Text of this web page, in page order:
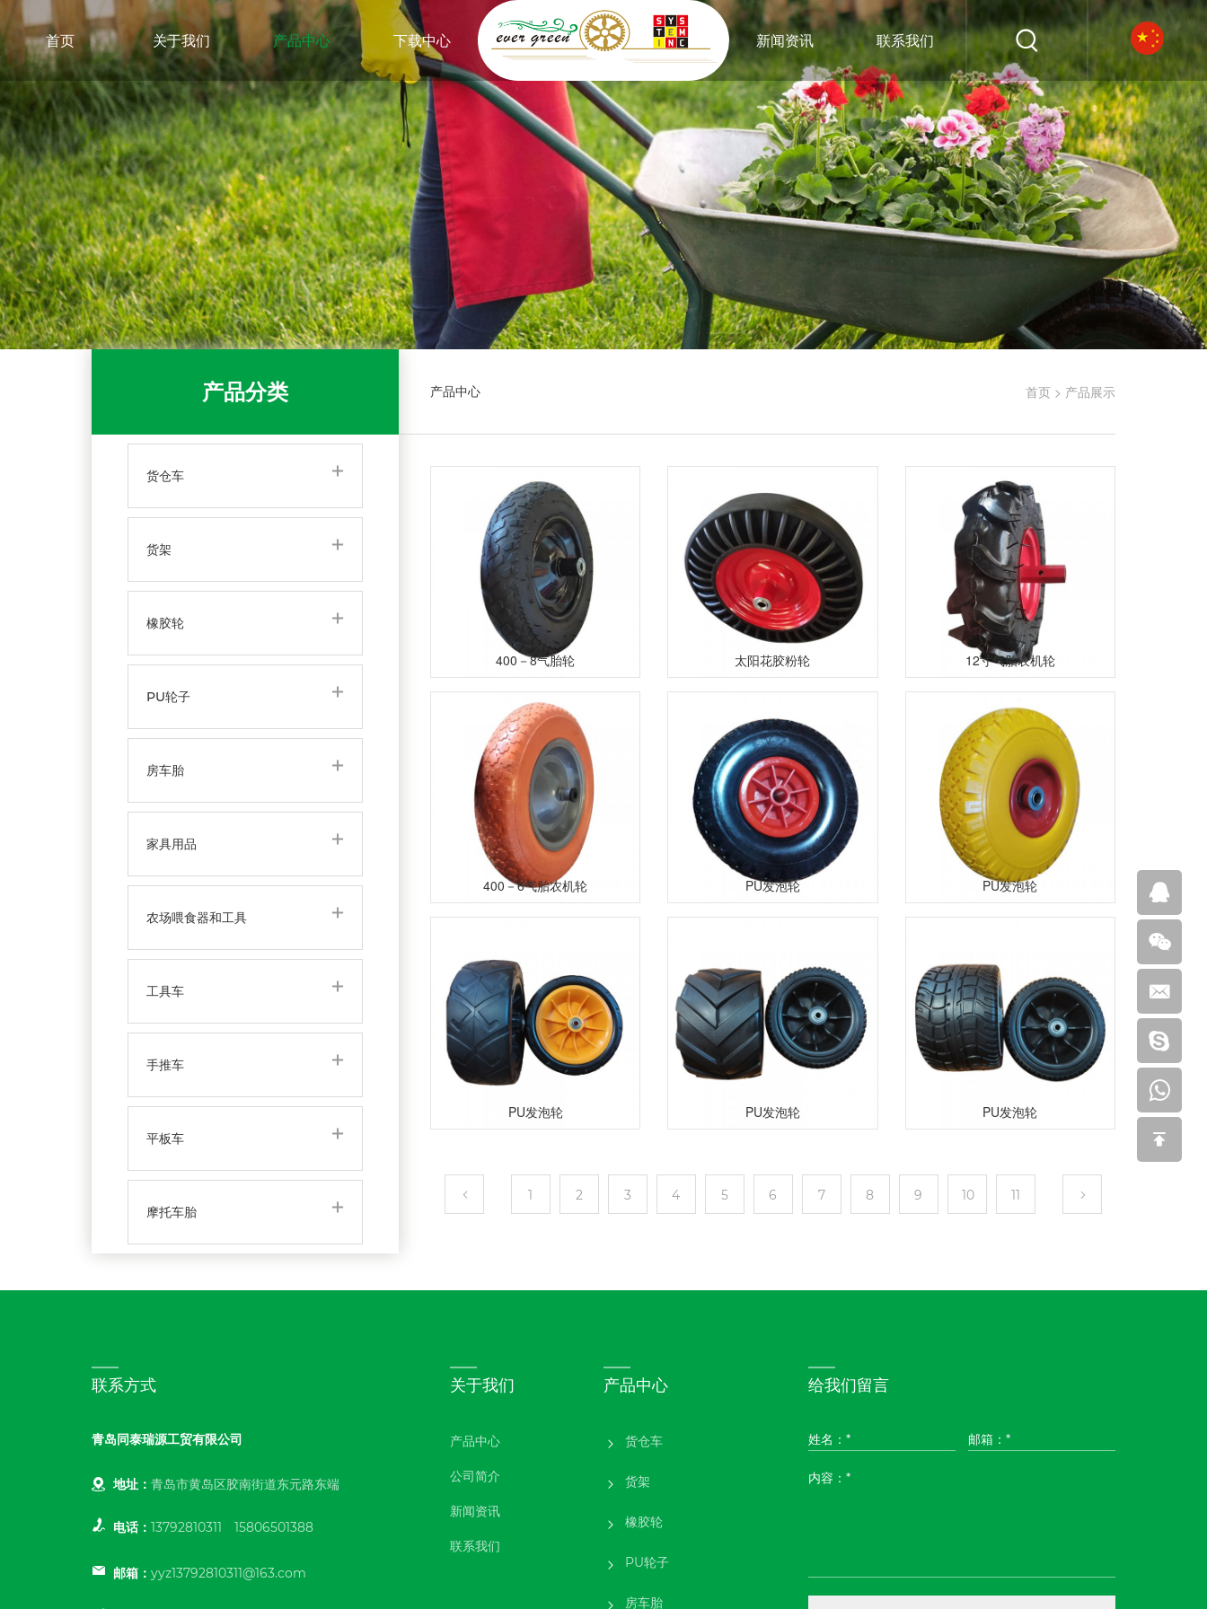
首页 关于我们 产品中心 下载中心 新闻资讯 联系我们
产品分类
货仓车
货架
橡胶轮
PU轮子
房车胎
家具用品
农场喂食器和工具
工具车
手推车
平板车
摩托车胎
产品中心 首页 > 产品展示
400－8气胎轮 太阳花胶粉轮 12寸气胎农机轮
400－6气胎农机轮 PU发泡轮 PU发泡轮
PU发泡轮 PU发泡轮 PU发泡轮
1 2 3 4 5 6 7 8 9 10 11
联系方式
青岛同泰瑞源工贸有限公司
地址： 青岛市黄岛区胶南街道东元路东端
电话： 13792810311 15806501388
邮箱： yyz13792810311@163.com
关于我们
产品中心
公司简介
新闻资讯
联系我们
产品中心
货仓车
货架
橡胶轮
PU轮子
房车胎
给我们留言
姓名：* 邮箱：*
内容：*